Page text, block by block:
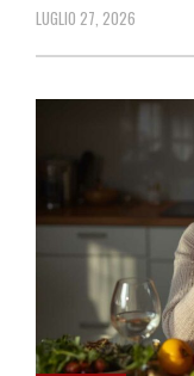
LUGLIO 27, 2026